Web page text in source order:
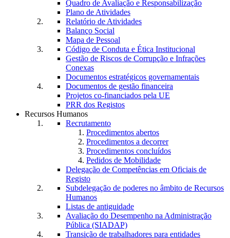
Quadro de Avaliação e Responsabilização
Plano de Atividades
Relatório de Atividades
Balanço Social
Mapa de Pessoal
Código de Conduta e Ética Institucional
Gestão de Riscos de Corrupção e Infrações
Conexas
Documentos estratégicos governamentais
Documentos de gestão financeira
Projetos co-financiados pela UE
PRR dos Registos
Recursos Humanos
Recrutamento
Procedimentos abertos
Procedimentos a decorrer
Procedimentos concluídos
Pedidos de Mobilidade
Delegação de Competências em Oficiais de
Registo
Subdelegação de poderes no âmbito de Recursos
Humanos
Listas de antiguidade
Avaliação do Desempenho na Administração
Pública (SIADAP)
Transição de trabalhadores para entidades